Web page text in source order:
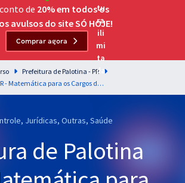
preparação para o Exame da
e intensiva para as principais
do Brasil
de 20% em todos os
avulsos do site SÓ HOJE!
Comprar agora
Prefeitura de Palotina - PR
Prefeitura de Palotina - PR - Matemática para os Cargos de Nível Superior com os Professores Marcelo Leite e Josimar Padilha
Jurídicas, Outras, Saúde
de Palotina